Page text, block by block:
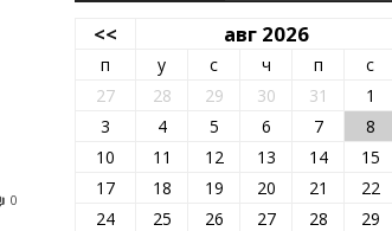
0
<< авг 2026
п у с ч п с
27
28 29 30 31 1
3
4 5 6 7 8
10
11 12 13 14 15
17
18 19 20 21 22
24
25 26 27 28 29